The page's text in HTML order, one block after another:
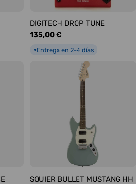
DIGITECH DROP TUNE
Precio
135,00 €
●Entrega en 2-4 días
SQUIER BULLET MUSTANG HH